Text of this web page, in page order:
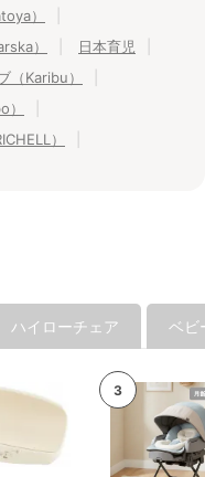
）
）
日本育児
（Karibu）
）
ハイローチェア ベビ